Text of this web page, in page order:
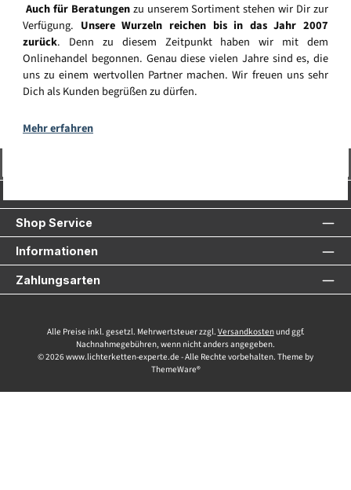
Auch für Beratungenzu unserem Sortiment stehen wir Dir zur
Verfügung. Unsere Wurzeln reichen bis in das Jahr 2007
zurück. Denn zu diesem Zeitpunkt haben wir mit dem
Onlinehandel begonnen. Genau diese vielen Jahre sind es, die
uns zu einem wertvollen Partner machen. Wir freuen uns sehr
Dich als Kunden begrüßen zu dürfen.
Mehr erfahren
Shop Service
Informationen
Zahlungsarten
Alle Preise inkl. gesetzl. Mehrwertsteuer zzgl. Versandkostenund ggf.
Nachnahmegebühren, wenn nicht anders angegeben.
© 2026 www.lichterketten-experte.de - Alle Rechte vorbehalten. Theme by
ThemeWare®